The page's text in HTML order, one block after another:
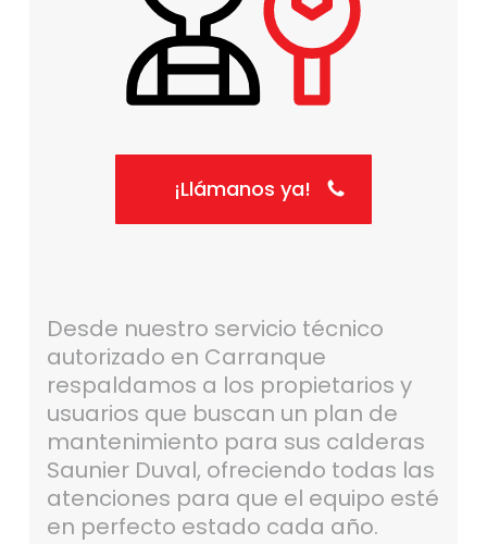
¡Llámanos ya!
Desde nuestro servicio técnico
autorizado en Carranque
respaldamos a los propietarios y
usuarios que buscan un plan de
mantenimiento para sus calderas
Saunier Duval, ofreciendo todas las
atenciones para que el equipo esté
en perfecto estado cada año.